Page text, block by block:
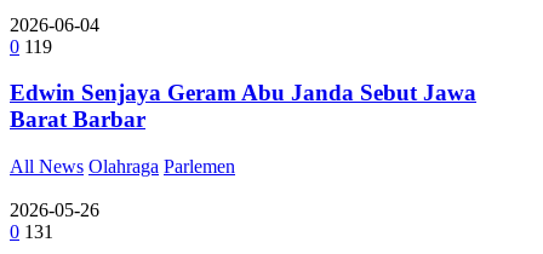
2026-06-04
0 119
Edwin Senjaya Geram Abu Janda Sebut Jawa
Barat Barbar
All News Olahraga Parlemen
2026-05-26
0 131